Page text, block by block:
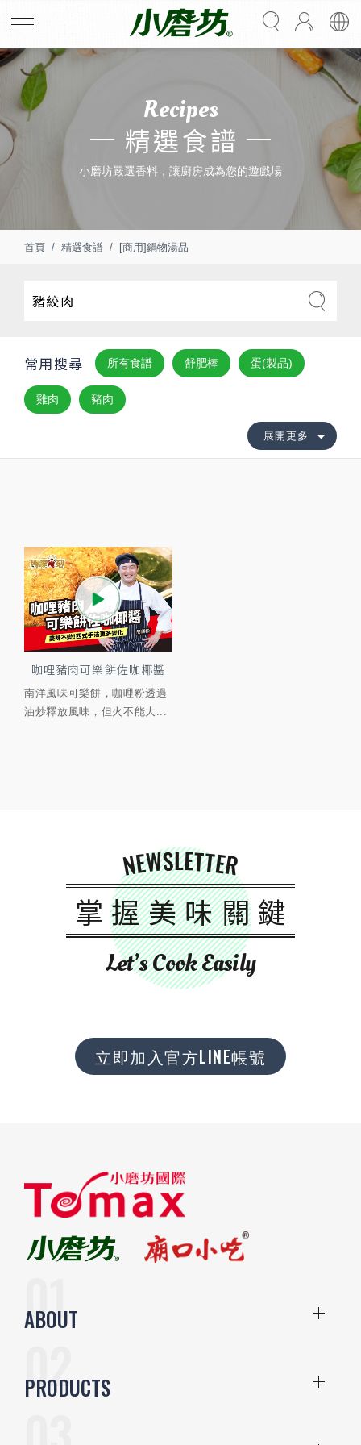
Recipes
精選食譜
小磨坊嚴選香料，讓廚房成為您的遊戲場
首頁 精選食譜 [商用]鍋物湯品
常用搜尋 所有食譜 舒肥棒 蛋(製品)
雞肉 豬肉
展開更多
咖哩豬肉可樂餅佐咖椰醬
南洋風味可樂餅，咖哩粉透過
油炒釋放風味，但火不能大...
NEWSLETTER
掌握美味關鍵
Let’s Cook Easily
立即加入官方LINE帳號
ABOUT
PRODUCTS